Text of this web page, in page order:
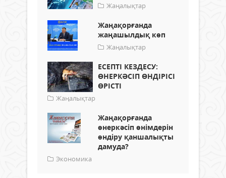
Жаңалықтар
Жаңақорғанда
жаңашылдық көп
Жаңалықтар
ЕСЕПТІ КЕЗДЕСУ:
ӨНЕРКӘСІП ӨНДІРІСІ
ӨРІСТІ
Жаңалықтар
Жаңақорғанда
өнеркәсіп өнімдерін
өндіру қаншалықты
дамуда?
Экономика